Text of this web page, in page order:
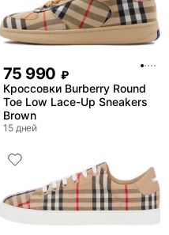
75 990 ₽
Кроссовки Burberry Round
Toe Low Lace-Up Sneakers
Brown
15 дней